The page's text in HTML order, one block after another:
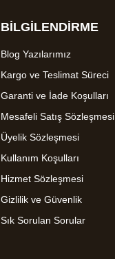
BİLGİLENDİRME
Blog Yazılarımız
Kargo ve Teslimat Süreci
Garanti ve İade Koşulları
Mesafeli Satış Sözleşmesi
Üyelik Sözleşmesi
Kullanım Koşulları
Hizmet Sözleşmesi
Gizlilik ve Güvenlik
Sık Sorulan Sorular